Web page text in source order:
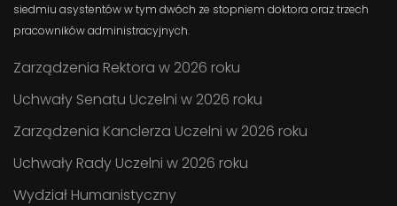
siedmiu asystentów w tym dwóch ze stopniem doktora oraz trzech
pracowników administracyjnych.
Zarządzenia Rektora w 2026 roku
Uchwały Senatu Uczelni w 2026 roku
Zarządzenia Kanclerza Uczelni w 2026 roku
Uchwały Rady Uczelni w 2026 roku
Wydział Humanistyczny